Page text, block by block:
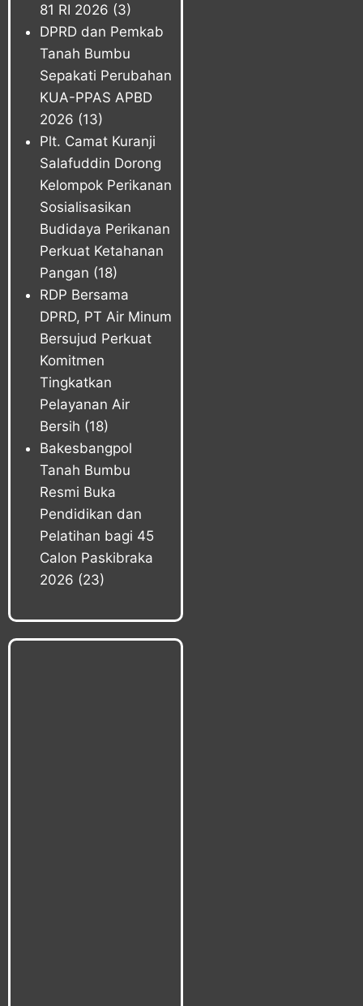
81 RI 2026 (3)
DPRD dan Pemkab
Tanah Bumbu
Sepakati Perubahan
KUA-PPAS APBD
2026 (13)
Plt. Camat Kuranji
Salafuddin Dorong
Kelompok Perikanan
Sosialisasikan
Budidaya Perikanan
Perkuat Ketahanan
Pangan (18)
RDP Bersama
DPRD, PT Air Minum
Bersujud Perkuat
Komitmen
Tingkatkan
Pelayanan Air
Bersih (18)
Bakesbangpol
Tanah Bumbu
Resmi Buka
Pendidikan dan
Pelatihan bagi 45
Calon Paskibraka
2026 (23)